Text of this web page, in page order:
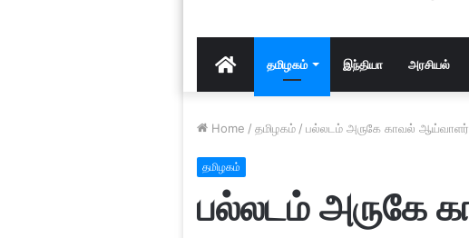
Homeதமிழகம் இந்தியா அரசியல்
Home / தமிழகம் / பல்லடம் அருகே காவல் ஆய்வாளர்
தமிழகம்
பல்லடம் அருகே